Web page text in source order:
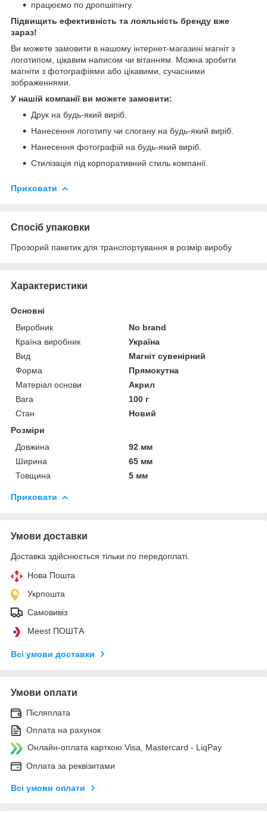
працюємо по дропшіпінгу.
Підвищить ефективність та лояльність бренду вже
зараз!
Ви можете замовити в нашому інтернет-магазині магніт з
логотипом, цікавим написом чи вітанням. Можна зробити
магніти з фотографіями або цікавими, сучасними
зображеннями.
У нашій компанії ви можете замовити:
Друк на будь-який виріб.
Нанесення логотипу чи слогану на будь-який виріб.
Нанесення фотографій на будь-який виріб.
Стилізація під корпоративний стиль компанії.
Приховати
Спосіб упаковки
Прозорий пакетик для транспортування в розмір виробу
Характеристики
Основні
Виробник
No brand
Країна виробник
Україна
Вид
Магніт сувенірний
Форма
Прямокутна
Матеріал основи
Акрил
Вага
100 г
Стан
Новий
Розміри
Довжина
92 мм
Ширина
65 мм
Товщина
5 мм
Приховати
Умови доставки
Доставка здійснюється тільки по передоплаті.
Нова Пошта
Укрпошта
Самовивіз
Meest ПОШТА
Всі умови доставки
Умови оплати
Післяплата
Оплата на рахунок
Онлайн-оплата карткою Visa, Mastercard - LiqPay
Оплата за реквізитами
Всі умови оплати